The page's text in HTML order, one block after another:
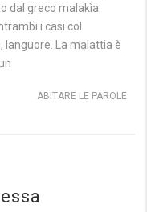
dal greco malakìa
i casi col
La malattia è
ABITARE LE PAROLE